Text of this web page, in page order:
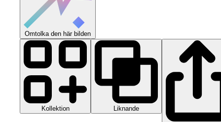
Omtolka den här bilden
Kollektion Liknande